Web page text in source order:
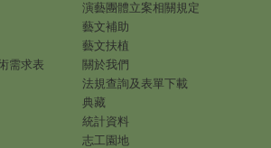
需求表
演藝團體立案相關規定
藝文補助
藝文扶植
關於我們
法規查詢及表單下載
典藏
統計資料
志工園地